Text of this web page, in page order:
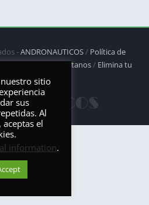
-ANDRONAUTICOS/ Política de
/DMCA/Contáctanos/ Elimina tu
aplicaciónsitio
sus
Al
aceptas el
information.